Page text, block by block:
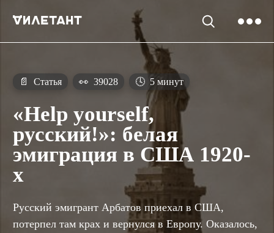
📄 Статья 👀 39028 🕓 5 минут
«Help yourself,
русский!»: белая
эмиграция в США 1920-
х
Русский эмигрант Арбатов приехал в США,
потерпел там крах и вернулся в Европу. Оказалось,